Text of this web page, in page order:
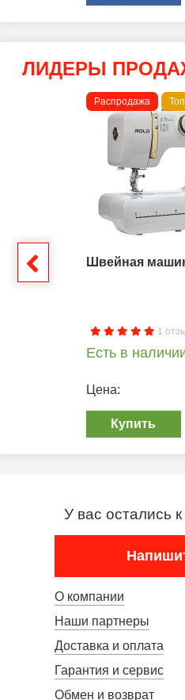
ЛИДЕРЫ
Распродажа
Швейная
1
Есть в
Цена:
Купить
У вас остались
О компании
Наши партнеры
Доставка и оплата
Гарантия и сервис
Обмен и возврат